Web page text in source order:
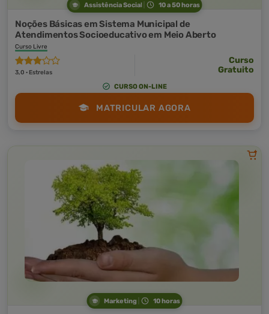
Assistência Social 10 a 50 horas
Noções Básicas em Sistema Municipal de
Atendimentos Socioeducativo em Meio Aberto
Curso Livre
3,0 · Estrelas
Curso
Gratuito
CURSO ON-LINE
MATRICULAR AGORA
Marketing 10 horas